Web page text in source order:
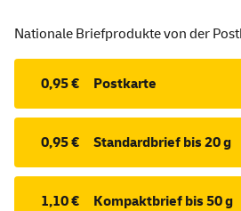
Nationale Briefprodukte von der
0,95 € Postkarte
0,95 € Standardbrief bis 20 g
1,10 € Kompaktbrief bis 50 g